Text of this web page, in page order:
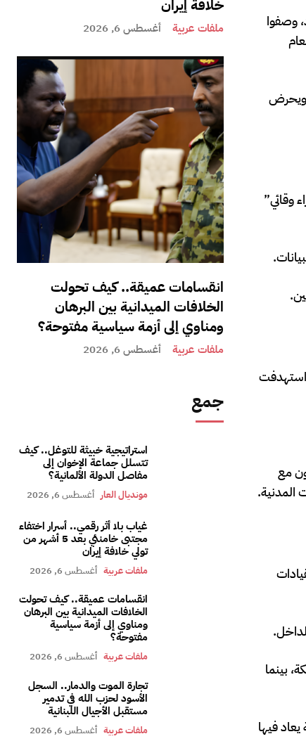
خلافة إيران
ملفات عربية أغسطس 6, 2026
انقسامات عميقة.. كيف تحولت
الخلافات الميدانية بين البرهان
ومناوي إلى أزمة سياسية مفتوحة؟
ملفات عربية أغسطس 6, 2026
جمع
استراتيجية خبيثة للتوغل.. كيف
تتسلل جماعة الإخوان إلى
مفاصل الدولة الألمانية؟
مونديال العار أغسطس 6, 2026
غياب بلا أثر رقمي.. أسرار اختفاء
مجتبى خامنئي بعد 5 أشهر من
تولي خلافة إيران
ملفات عربية أغسطس 6, 2026
انقسامات عميقة.. كيف تحولت
الخلافات الميدانية بين البرهان
ومناوي إلى أزمة سياسية
مفتوحة؟
ملفات عربية أغسطس 6, 2026
تجارة الموت والدمار.. السجل
الأسود لحزب الله في تدمير
مستقبل الأجيال اللبنانية
ملفات عربية أغسطس 6, 2026
وصفوا
ويحرض
وقائي”
استهدفت
مع
المدنية.
بينما
فيها